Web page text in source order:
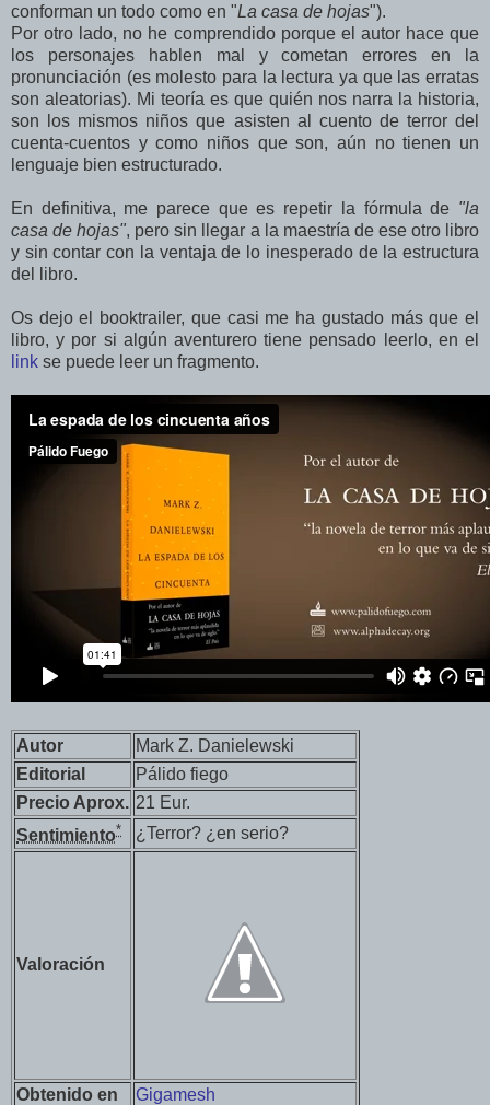
conforman un todo como en "La casa de hojas").
Por otro lado, no he comprendido porque el autor hace que
los personajes hablen mal y cometan errores en la
pronunciación (es molesto para la lectura ya que las erratas
son aleatorias). Mi teoría es que quién nos narra la historia,
son los mismos niños que asisten al cuento de terror del
cuenta-cuentos y como niños que son, aún no tienen un
lenguaje bien estructurado.
En definitiva, me parece que es repetir la fórmula de "la
casa de hojas", pero sin llegar a la maestría de ese otro libro
y sin contar con la ventaja de lo inesperado de la estructura
del libro.
Os dejo el booktrailer, que casi me ha gustado más que el
libro, y por si algún aventurero tiene pensado leerlo, en el
link se puede leer un fragmento.
Autor
Mark Z. Danielewski
Editorial
Pálido fiego
Precio Aprox. 21 Eur.
Sentimiento* ¿Terror? ¿en serio?
Valoración
Obtenido en Gigamesh